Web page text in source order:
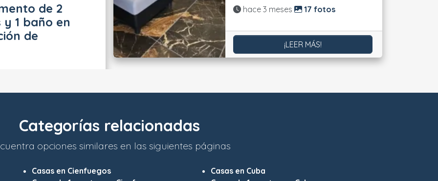
de 2
1 baño en
de
Actualizado:
hace 3 meses 17 fotos
¡LEER MÁS!
Categorías relacionadas
opciones similares en las siguientes páginas
Casas en Cienfuegos
Casas en Cuba